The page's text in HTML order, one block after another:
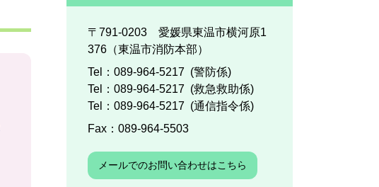
〒791-0203 愛媛県東温市横河原1
376（東温市消防本部）
Tel：089-964-5217
警防係
Tel：089-964-5217
救急救助係
Tel：089-964-5217
通信指令係
Fax：089-964-5503
メールでのお問い合わせはこちら